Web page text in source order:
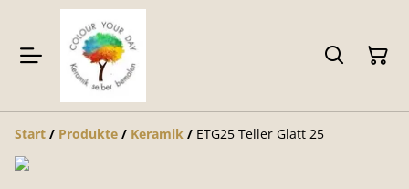
Start / Produkte / Keramik / ETG25 Teller Glatt 25